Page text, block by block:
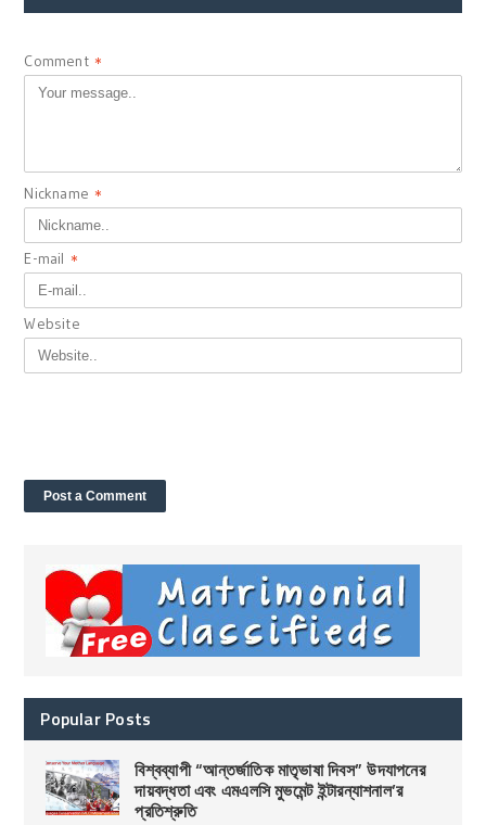
Comment *
Nickname *
E-mail *
Website
Popular Posts
বিশ্বব্যাপী “আন্তর্জাতিক মাতৃভাষা দিবস” উদযাপনের
দায়বদ্ধতা এবং এমএলসি মুভমেন্ট ইন্টারন্যাশনাল’র
প্রতিশ্রুতি